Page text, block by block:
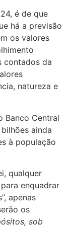
é de que
há a previsão
os valores
contados da
natureza e
Banco Central
ainda
à população
qualquer
enquadrar
apenas
os
sob